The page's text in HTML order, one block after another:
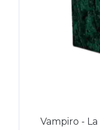
Vampiro -